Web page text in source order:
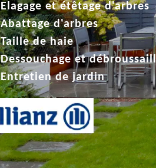
Elagage et étêtage d'arbres
Abattage d'arbres
Taille de haie
Dessouchage et
Entretien de jardin